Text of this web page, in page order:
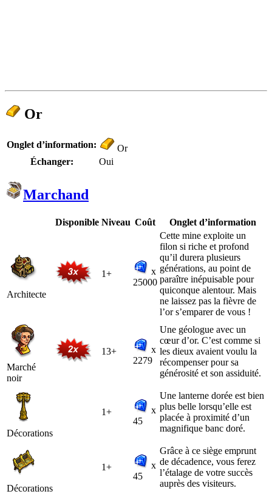
Or
Onglet d’information:
Or
Échanger:
Oui
Marchand
Disponible Niveau Coût Onglet d’information
Architecte
1+
x
25000
Cette mine exploite un
filon si riche et profond
qu’il durera plusieurs
générations, au point de
paraître inépuisable pour
quiconque alentour. Mais
ne laissez pas la fièvre de
l’or s’emparer de vous !
Marché
noir
13+
x
2279
Une géologue avec un
cœur d’or. C’est comme si
les dieux avaient voulu la
récompenser pour sa
générosité et son assiduité.
Décorations
1+
x
45
Une lanterne dorée est bien
plus belle lorsqu’elle est
placée à proximité d’un
magnifique banc doré.
Décorations
1+
x
45
Grâce à ce siège emprunt
de décadence, vous ferez
l’étalage de votre succès
auprès des visiteurs.